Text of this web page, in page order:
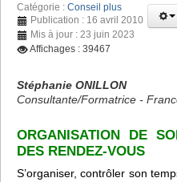
Catégorie : Conseil plus
Publication : 16 avril 2010
Mis à jour : 23 juin 2023
Affichages : 39467
Stéphanie ONILLON
Consultante/Formatrice -
ORGANISATION DE
DES RENDEZ-VOUS
S’organiser, contrôler son